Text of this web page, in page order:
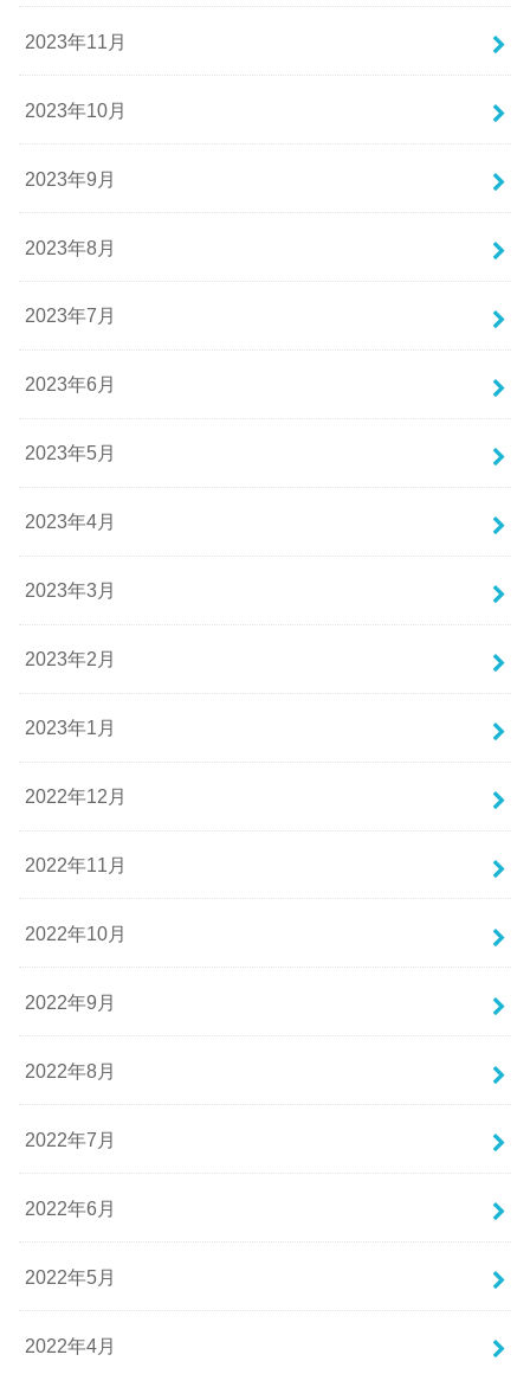
2023年11月
2023年10月
2023年9月
2023年8月
2023年7月
2023年6月
2023年5月
2023年4月
2023年3月
2023年2月
2023年1月
2022年12月
2022年11月
2022年10月
2022年9月
2022年8月
2022年7月
2022年6月
2022年5月
2022年4月